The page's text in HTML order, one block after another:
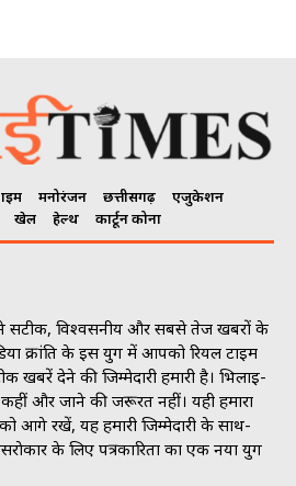
क्राइम मनोरंजन छत्तीसगढ़
एजुकेशन
खेल हेल्थ कार्टून कोना
सटीक, विश्वसनीय और सबसे तेज खबरों के
क्रांति के इस युग में आपको रियल टाइम
देने की जिम्मेदारी हमारी है। भिलाई-
और जाने की जरूरत नहीं। यही हमारा
आगे रखें, यह हमारी जिम्मेदारी के साथ-
के लिए पत्रकारिता का एक नया युग